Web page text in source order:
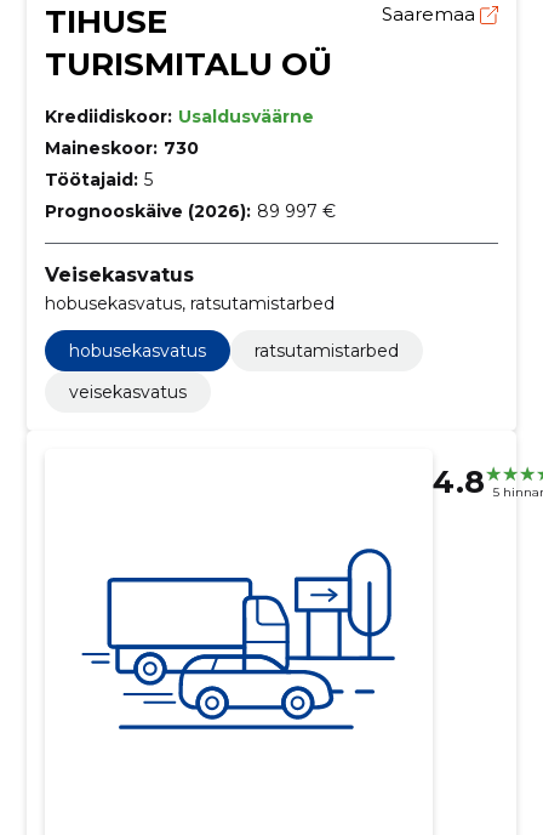
TIHUSE
TURISMITALU OÜ
Saaremaa
Krediidiskoor: Usaldusväärne
Maineskoor: 730
Töötajaid: 5
Prognooskäive (2026): 89 997 €
Veisekasvatus
hobusekasvatus, ratsutamistarbed
hobusekasvatus
ratsutamistarbed
veisekasvatus
4.8 5